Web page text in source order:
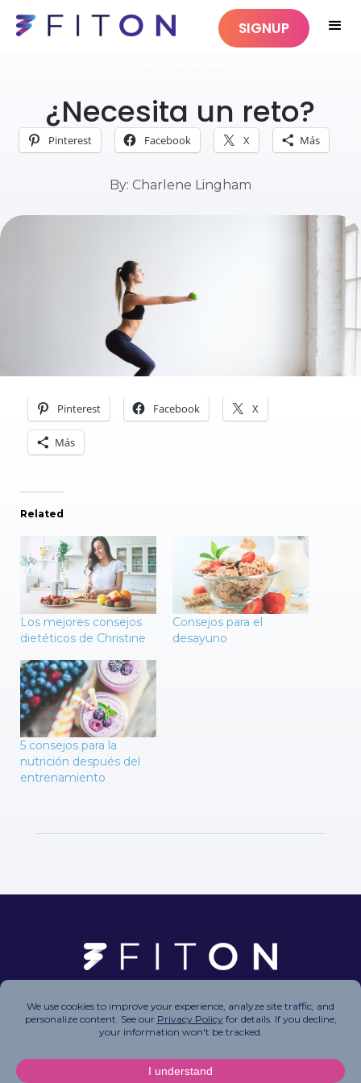
SIGNUP
¿Necesita un reto?
Pinterest Facebook X Más
By: Charlene Lingham
Pinterest Facebook X
Más
Related
Los mejores consejos
dietéticos de Christine
Consejos para el
desayuno
5 consejos para la
nutrición después del
entrenamiento
Copyright © 2026 FitOn Inc. All Rights Reserved.
Privacy Policy|Terms of Use